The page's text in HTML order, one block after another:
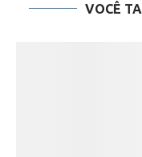
VOCÊ